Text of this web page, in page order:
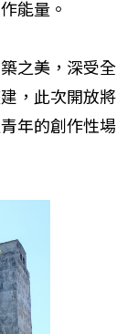
能量。
之美，深受全
，此次開放將
年的創作性場